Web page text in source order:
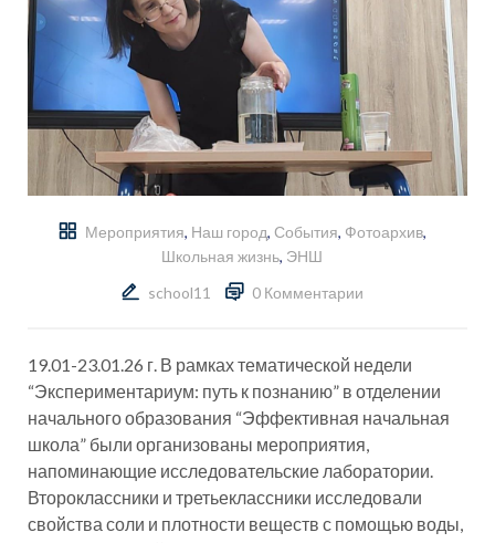
Мероприятия, Наш город, События, Фотоархив,
Школьная жизнь, ЭНШ
school11
0 Комментарии
19.01-23.01.26 г. В рамках тематической недели
“Экспериментариум: путь к познанию” в отделении
начального образования “Эффективная начальная
школа” были организованы мероприятия,
напоминающие исследовательские лаборатории.
Второклассники и третьеклассники исследовали
свойства соли и плотности веществ с помощью воды,